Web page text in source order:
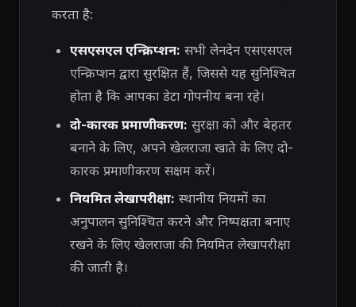
करता है:
एसएसएल एन्क्रिप्शन: सभी लेनदेन एसएसएल
एन्क्रिप्शन द्वारा सुरक्षित हैं, जिससे यह सुनिश्चित
होता है कि आपका डेटा गोपनीय बना रहे।
दो-कारक प्रमाणीकरण: सुरक्षा को और बेहतर
बनाने के लिए, अपने खेलराजा खाते के लिए दो-
कारक प्रमाणीकरण सक्षम करें।
नियमित लेखापरीक्षा: स्थानीय नियमों का
अनुपालन सुनिश्चित करने और निष्पक्षता बनाए
रखने के लिए खेलराजा की नियमित लेखापरीक्षा
की जाती है।